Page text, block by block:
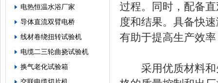
电热恒温水浴厂家
导体直流双臂电桥
线材卷绕扭转试验机
电缆二三轮曲挠试验机
换气老化试验箱
过程。同时，配备
度和结果。具备快
有助于提高生产效
采用优质材料和